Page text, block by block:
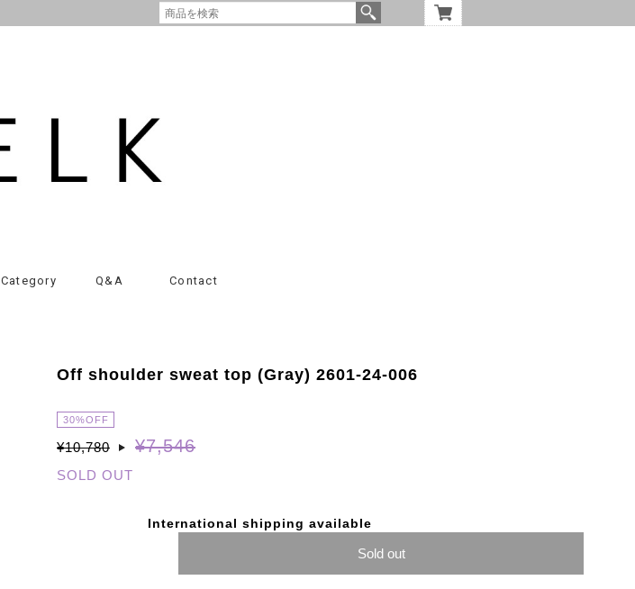
Category Q&A Contact
Off shoulder sweat top (Gray) 2601-24-006
30%OFF
¥10,780 ¥7,546
SOLD OUT
International shipping available
Sold out